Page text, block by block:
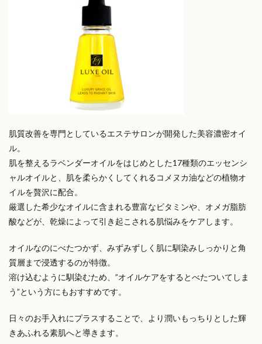
肌質改善を専門としているエステサロンが開発した美容濃密オイ
ル。
肌を整えるラベンダーオイルをはじめとした17種類のエッセンシ
ャルオイルと、肌を柔らかくしてくれるコメヌカ油などの植物オ
イルを贅沢に配合。
厳選した希少なオイルに含まれる豊富なビタミンや、オメガ脂肪
酸などが、乾燥によって引き起こされる肌悩みをケアします。
オイルなのにべたつかず、みずみずしく肌に馴染みしっかりと角
質層まで浸透するのが特徴。
溶け込むように馴染むため、”オイルケアをするとべたついてしま
う”という方にもおすすめです。
日々のお手入れにプラスすることで、より潤いもっちりとした輝
きあふれる素肌へと導きます。